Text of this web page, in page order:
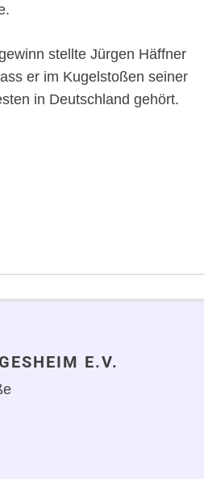
stellte Jürgen Häffner
er im Kugelstoßen seiner
in Deutschland gehört.
E.V.